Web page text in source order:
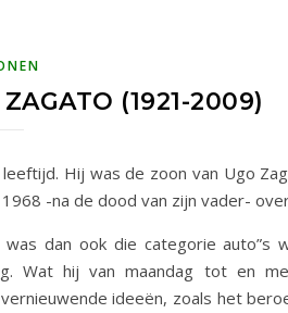
(1921-2009)
Hij was de zoon van Ugo
-na de dood van zijn vader-
dan ook die categorie auto”s
Wat hij van maandag tot en
ideeën, zoals het